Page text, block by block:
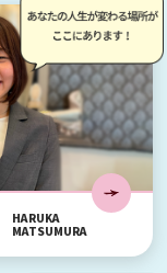
HARUKA
MATSUMURA